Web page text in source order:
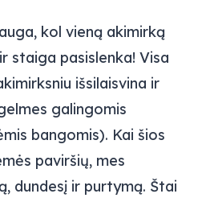
kol vieną akimirką
staiga pasislenka! Visa
išsilaisvina ir
galingomis
bangomis). Kai šios
paviršių, mes
dundesį ir purtymą. Štai